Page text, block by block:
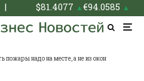
| $81.4077 ▲€94.0585 ▲
надо на месте, а не из окон